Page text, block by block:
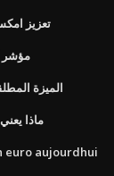
تعزيز
مؤشر
الميزة
ماذا
euro aujourdhui